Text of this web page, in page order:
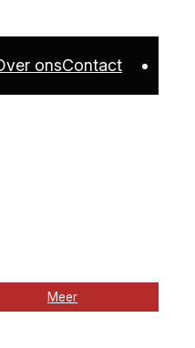
onsContact
Meer